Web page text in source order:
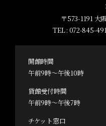
〒573-1191 大
TEL : 072-845-
開館時間
午前9時～午後10時
貸館受付時間
午前9時～午後7時
チケット窓口